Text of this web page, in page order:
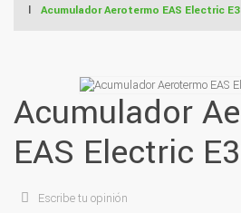
| Acumulador Aerotermo EAS Electric
Acumulador
EAS Electric
Escribe tu opinión